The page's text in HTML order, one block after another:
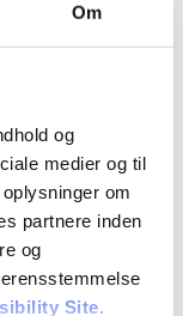
Om
og
medier og til
om
partnere inden
og
Site.